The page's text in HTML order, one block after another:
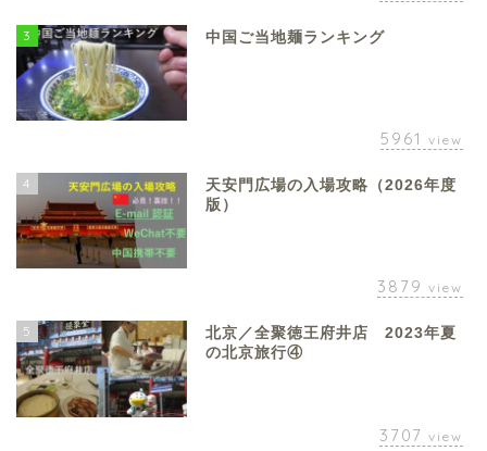
3 中国ご当地麺ランキング
5961 view
4
天安門広場の入場攻略（2026年度
版）
3879 view
5
北京／全聚徳王府井店 2023年夏
の北京旅行④
3707 view